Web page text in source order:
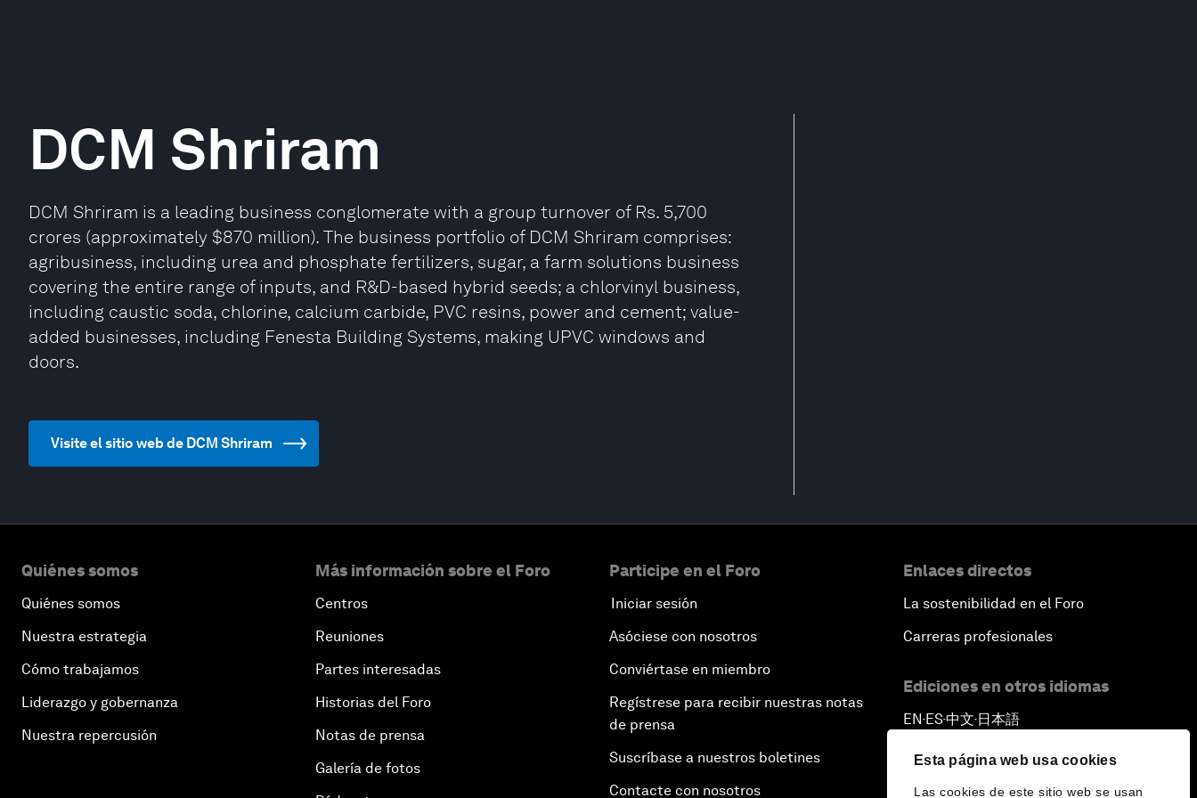
Esta página web usa cookies
Las cookies de este sitio web se usan
DCM Shriram
DCM Shriram is a leading business conglomerate with a group turnover of Rs. 5,700
crores (approximately $870 million). The business portfolio of DCM Shriram comprises:
agribusiness, including urea and phosphate fertilizers, sugar, a farm solutions business
covering the entire range of inputs, and R&D-based hybrid seeds; a chlorvinyl business,
including caustic soda, chlorine, calcium carbide, PVC resins, power and cement; value-
added businesses, including Fenesta Building Systems, making UPVC windows and
doors.
Visite el sitio web de DCM Shriram
Quiénes somos
Quiénes somos
Nuestra estrategia
Cómo trabajamos
Liderazgo y gobernanza
Nuestra repercusión
Más información sobre el Foro
Centros
Reuniones
Partes interesadas
Historias del Foro
Notas de prensa
Galería de fotos
Participe en el Foro
Iniciar sesión
Asóciese con nosotros
Conviértase en miembro
Regístrese para recibir nuestras notas
de prensa
Suscríbase a nuestros boletines
Contacte con nosotros
Enlaces directos
La sostenibilidad en el Foro
Carreras profesionales
Ediciones en otros idiomas
EN ▪ES▪中文▪ 日本語